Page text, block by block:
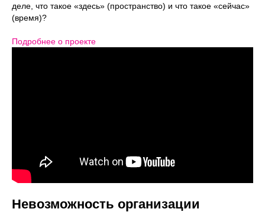
деле, что такое «здесь» (пространство) и что такое «сейчас»
(время)?⁣⁣
Подробнее о проекте
Невозможность организации